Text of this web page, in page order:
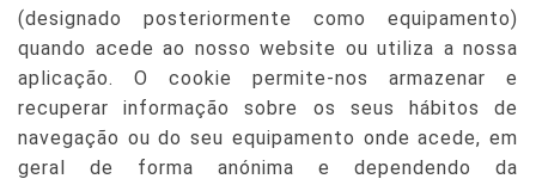
(designado posteriormente como equipamento)
quando acede ao nosso website ou utiliza a nossa
aplicação. O cookie permite-nos armazenar e
recuperar informação sobre os seus hábitos de
navegação ou do seu equipamento onde acede, em
geral de forma anónima e dependendo da